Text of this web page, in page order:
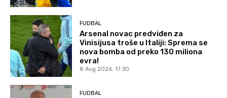
FUDBAL
Arsenal novac predviđen za
Vinisijusa troše u Italiji: Sprema se
nova bomba od preko 130 miliona
evra!
8 Aug 2026. 17:30
FUDBAL